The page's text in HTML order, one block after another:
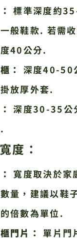
標準深度約
般鞋款. 若需
40公分.
：
深度40-50
放厚外套.
深度30-35公
度：
寬度取決於家
量，建議以鞋
倍數為單位.
門片：
單片門